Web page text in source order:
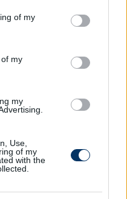
You may click to
its third-party tags to
in below Google
of my
my
my
Use,
of my
with the